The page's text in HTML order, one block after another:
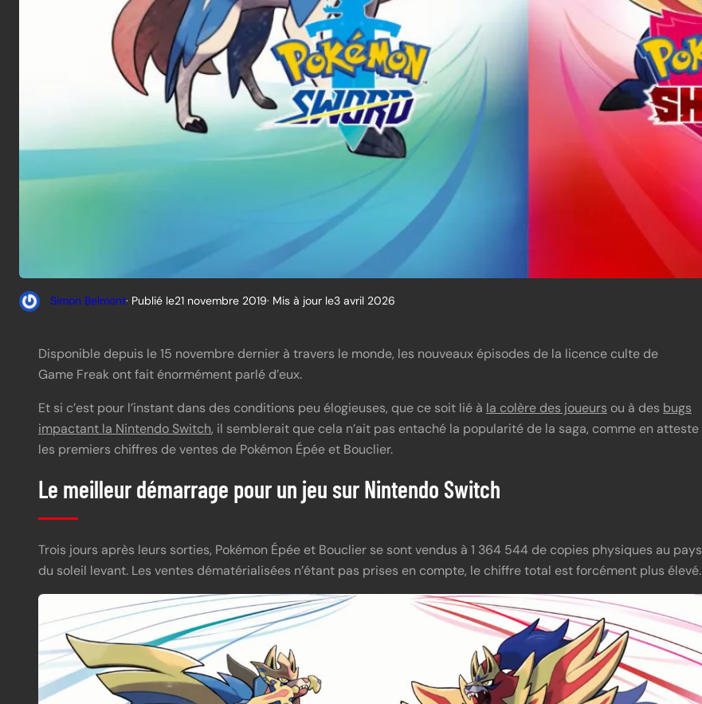
Simon Belmont· Publié le21 novembre 2019· Mis à jour le3 avril 2026
Disponible depuis le 15 novembre dernier à travers le monde, les nouveaux épisodes de la licence culte de
Game Freak ont fait énormément parlé d’eux.
Et si c’est pour l’instant dans des conditions peu élogieuses, que ce soit lié à la colère des joueurs ou à des bugs
impactant la Nintendo Switch, il semblerait que cela n’ait pas entaché la popularité de la saga, comme en atteste
les premiers chiffres de ventes de Pokémon Épée et Bouclier.
Le meilleur démarrage pour un jeu sur Nintendo Switch
Trois jours après leurs sorties, Pokémon Épée et Bouclier se sont vendus à 1 364 544 de copies physiques au pays
du soleil levant. Les ventes dématérialisées n’étant pas prises en compte, le chiffre total est forcément plus élevé.